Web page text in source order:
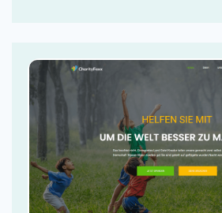
FoodFoxx…
ModeFoxx
BildungFoxx